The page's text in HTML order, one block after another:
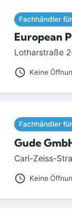
Fachhändler
European
Lotharstraße
Keine
Fachhändler
Gude
Carl-Zeiss-
Keine